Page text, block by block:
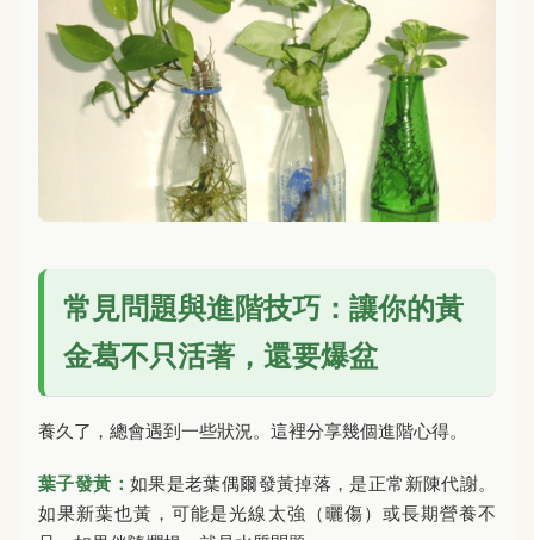
常見問題與進階技巧：讓你的黃
金葛不只活著，還要爆盆
養久了，總會遇到一些狀況。這裡分享幾個進階心得。
葉子發黃： 如果是老葉偶爾發黃掉落，是正常新陳代謝。
如果新葉也黃，可能是光線太強（曬傷）或長期營養不